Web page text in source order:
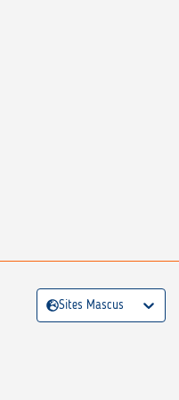
Sites Mascus